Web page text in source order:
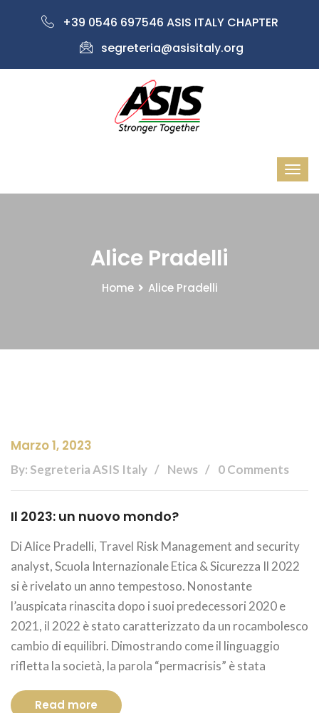
+39 0546 697546 ASIS ITALY CHAPTER
segreteria@asisitaly.org
Alice Pradelli
Home Alice Pradelli
Marzo 1, 2023
By: Segreteria ASIS Italy News 0 Comments
Il 2023: un nuovo mondo?
Di Alice Pradelli, Travel Risk Management and security
analyst, Scuola Internazionale Etica & Sicurezza Il 2022
si è rivelato un anno tempestoso. Nonostante
l’auspicata rinascita dopo i suoi predecessori 2020 e
2021, il 2022 è stato caratterizzato da un rocambolesco
cambio di equilibri. Dimostrando come il linguaggio
rifletta la società, la parola “permacrisis” è stata
Read more